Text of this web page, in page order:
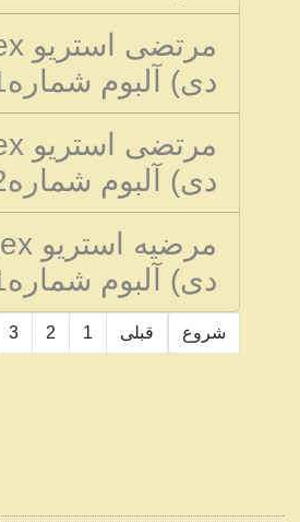
دی) آلبوم شماره1
دی) آلبوم شماره2
دی) آلبوم شماره1
شروع قبلی 1
2
3